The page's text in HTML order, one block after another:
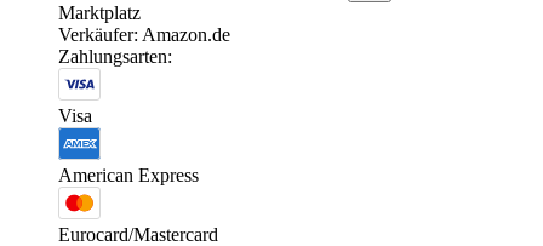
Marktplatz
Verkäufer: Amazon.de
Zahlungsarten:
Visa
American Express
Eurocard/Mastercard